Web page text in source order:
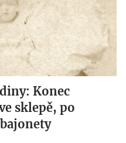
Konec
sklepě, po